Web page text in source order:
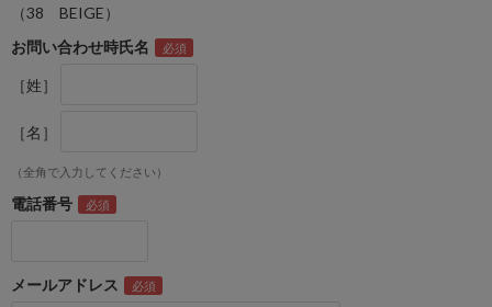
（38 BEIGE）
お問い合わせ時氏名
［姓］
［名］
（全角で入力してください）
電話番号
メールアドレス